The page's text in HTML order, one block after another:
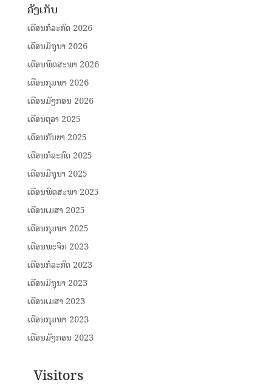
ຄັງເກັບ
ເດືອນກໍລະກົດ 2026
ເດືອນມິຖຸນາ 2026
ເດືອນພຶດສະພາ 2026
ເດືອນກຸມພາ 2026
ເດືອນມັງກອນ 2026
ເດືອນຕຸລາ 2025
ເດືອນກັນຍາ 2025
ເດືອນກໍລະກົດ 2025
ເດືອນມິຖຸນາ 2025
ເດືອນພຶດສະພາ 2025
ເດືອນເມສາ 2025
ເດືອນກຸມພາ 2025
ເດືອນພະຈິກ 2023
ເດືອນກໍລະກົດ 2023
ເດືອນມິຖຸນາ 2023
ເດືອນເມສາ 2023
ເດືອນກຸມພາ 2023
ເດືອນມັງກອນ 2023
Visitors